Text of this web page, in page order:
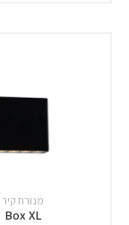
מנורת קיר
Box XL